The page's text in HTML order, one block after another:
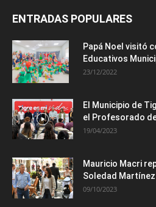
ENTRADAS POPULARES
Papá Noel visitó
Educativos
23/12/2022
El Municipio de
el Profesorado
19/04/2023
Mauricio Macri
Soledad
09/10/2023